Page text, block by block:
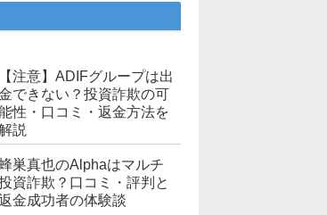
【注意】ADIFグループは出
できない？投資詐欺の可
性・口コミ・返金方法を
説
巣真也のAlphaはマルチ
資詐欺？口コミ・評判と
金成功者の体験談